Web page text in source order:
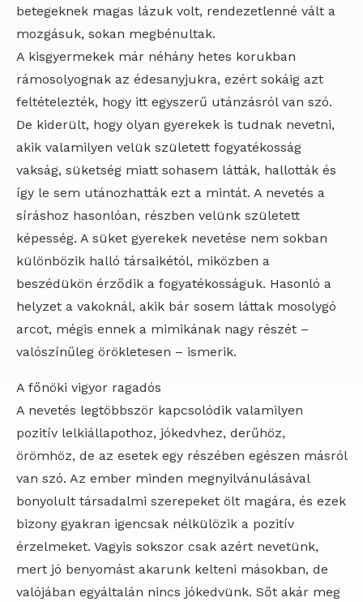
betegeknek magas lázuk volt, rendezetlenné vált a
mozgásuk, sokan megbénultak.
A kisgyermekek már néhány hetes korukban
rámosolyognak az édesanyjukra, ezért sokáig azt
feltételezték, hogy itt egyszerű utánzásról van szó.
De kiderült, hogy olyan gyerekek is tudnak nevetni,
akik valamilyen velük született fogyatékosság
vakság, süketség miatt sohasem látták, hallották és
így le sem utánozhatták ezt a mintát. A nevetés a
síráshoz hasonlóan, részben velünk született
képesség. A süket gyerekek nevetése nem sokban
különbözik halló társaikétól, miközben a
beszédükön érződik a fogyatékosságuk. Hasonló a
helyzet a vakoknál, akik bár sosem láttak mosolygó
arcot, mégis ennek a mimikának nagy részét –
valószínűleg örökletesen – ismerik.
A főnöki vigyor ragadós
A nevetés legtöbbször kapcsolódik valamilyen
pozitív lelkiállapothoz, jókedvhez, derűhöz,
örömhöz, de az esetek egy részében egészen másról
van szó. Az ember minden megnyilvánulásával
bonyolult társadalmi szerepeket ölt magára, és ezek
bizony gyakran igencsak nélkülözik a pozitív
érzelmeket. Vagyis sokszor csak azért nevetünk,
mert jó benyomást akarunk kelteni másokban, de
valójában egyáltalán nincs jókedvünk. Sőt akár meg